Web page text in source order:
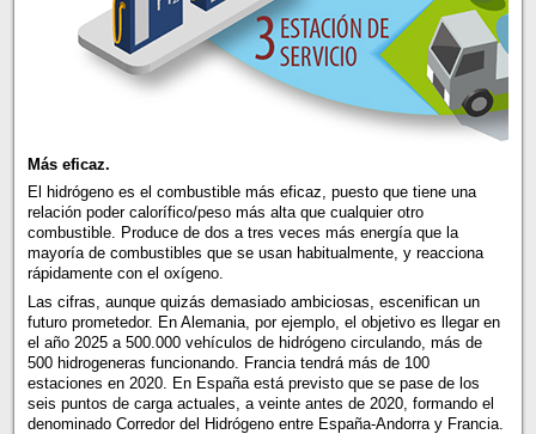
Más eficaz.
El hidrógeno es el combustible más eficaz, puesto que tiene una
relación poder calorífico/peso más alta que cualquier otro
combustible. Produce de dos a tres veces más energía que la
mayoría de combustibles que se usan habitualmente, y reacciona
rápidamente con el oxígeno.
Las cifras, aunque quizás demasiado ambiciosas, escenifican un
futuro prometedor. En Alemania, por ejemplo, el objetivo es llegar en
el año 2025 a 500.000 vehículos de hidrógeno circulando, más de
500 hidrogeneras funcionando. Francia tendrá más de 100
estaciones en 2020. En España está previsto que se pase de los
seis puntos de carga actuales, a veinte antes de 2020, formando el
denominado Corredor del Hidrógeno entre España-Andorra y Francia.